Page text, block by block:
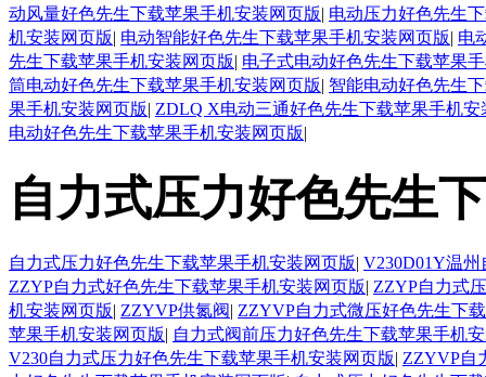
动风量好色先生下载苹果手机安装网页版| 电动压力好色先生
机安装网页版| 电动智能好色先生下载苹果手机安装网页版| 电
先生下载苹果手机安装网页版| 电子式电动好色先生下载苹果
筒电动好色先生下载苹果手机安装网页版| 智能电动好色先生
果手机安装网页版| ZDLQ X电动三通好色先生下载苹果手机安
电动好色先生下载苹果手机安装网页版|
自力式压力好色先生
自力式压力好色先生下载苹果手机安装网页版| V230D01Y温
ZZYP自力式好色先生下载苹果手机安装网页版| ZZYP自力式
机安装网页版| ZZYVP供氮阀| ZZYVP自力式微压好色先生下
苹果手机安装网页版| 自力式阀前压力好色先生下载苹果手机
V230自力式压力好色先生下载苹果手机安装网页版| ZZYVP自